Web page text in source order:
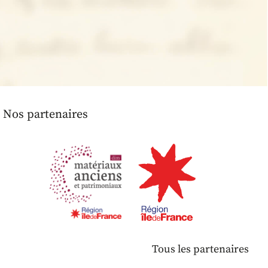
Nos partenaires
Tous les partenaires